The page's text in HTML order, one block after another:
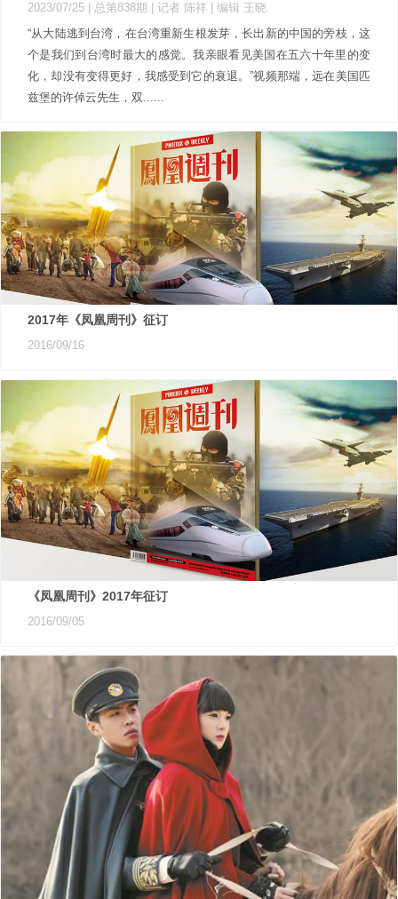
2023/07/25 | 总第838期 | 记者 陈祥
| 编辑 王晓
“从大陆逃到台湾，在台湾重新生根发芽，长出新的中国的旁枝，这
个是我们到台湾时最大的感觉。我亲眼看见美国在五六十年里的变
化，却没有变得更好，我感受到它的衰退。”视频那端，远在美国匹
兹堡的许倬云先生，双......
2017年《凤凰周刊》征订
2016/09/16
《凤凰周刊》2017年征订
2016/09/05